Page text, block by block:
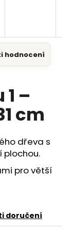
hodnocení
–
cm
dřeva s
plochou.
pro větší
doručení